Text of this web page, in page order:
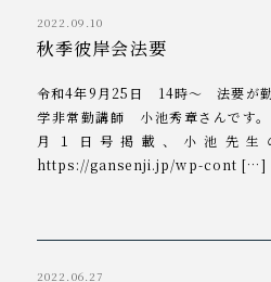
2022.09.10
秋季彼岸会法要
令和4年9月25日 14時～ 法要が
学非常勤講師 小池秀章さんです
月１日号掲載、小池先生
https://gansenji.jp/wp-cont […]
2022.06.27